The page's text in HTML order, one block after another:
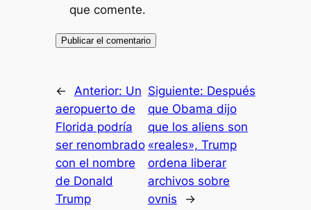
que comente.
← Anterior: Un
aeropuerto de
Florida podría
ser renombrado
con el nombre
de Donald
Trump
Siguiente: Después
que Obama dijo
que los aliens son
«reales», Trump
ordena liberar
archivos sobre
ovnis
→